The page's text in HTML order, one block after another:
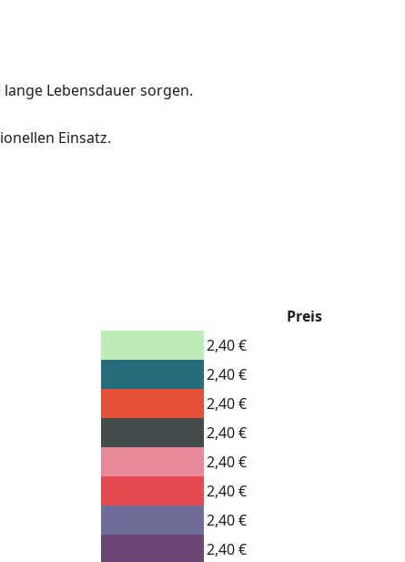
Lebensdauer sorgen.
Einsatz.
Preis
2,40 €
2,40 €
2,40 €
2,40 €
2,40 €
2,40 €
2,40 €
2,40 €